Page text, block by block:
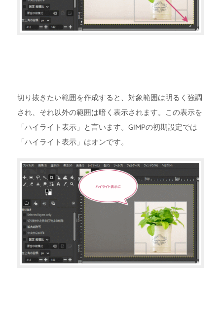
切り抜きたい範囲を作成すると、対象範囲は明るく強調
され、それ以外の範囲は暗く表示されます。この表示を
「ハイライト表示」と言います。GIMPの初期設定では
「ハイライト表示」はオンです。